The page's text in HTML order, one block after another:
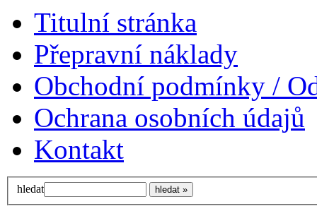
Titulní stránka
Přepravní náklady
Obchodní podmínky /
Ochrana osobních údajů
Kontakt
hledat